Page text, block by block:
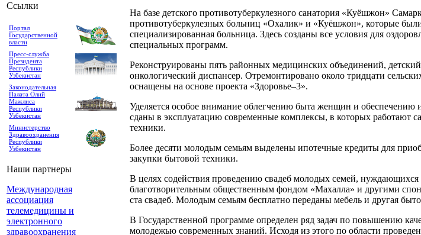
Ссылки
Портал
Государственной
власти
Пресс-служба
Президента
Республики
Узбекистан
Законодательная
Палата Олий
Мажлиса
Республики
Узбекистан
Министерство
Здравоохранения
Республики
Узбекистан
Наши партнеры
Международная
ассоциация
телемедицины и
электронного
здравоохранения
На базе детского противотуберкулезного санатория «Куёшжон»
противотуберкулезных больниц «Охалик» и «Куёшжон», которые
специализированная больница. Здесь созданы все условия для
специальных программ.
Реконструированы пять районных медицинских объединений,
онкологический диспансер. Отремонтировано около тридцати
оснащены на основе проекта «Здоровье–3».
Уделяется особое внимание облегчению быта женщин и обеспечению
сданы в эксплуатацию современные комплексы, в которых работают
техники.
Более десяти молодым семьям выделены ипотечные кредиты для
закупки бытовой техники.
В целях содействия проведению свадеб молодых семей,
благотворительным общественным фондом «Махалла» и другими
ста свадеб. Молодым семьям бесплатно переданы мебель и другая
В Государственной программе определен ряд задач по повышению
молодежью современных знаний. Исходя из этого по области